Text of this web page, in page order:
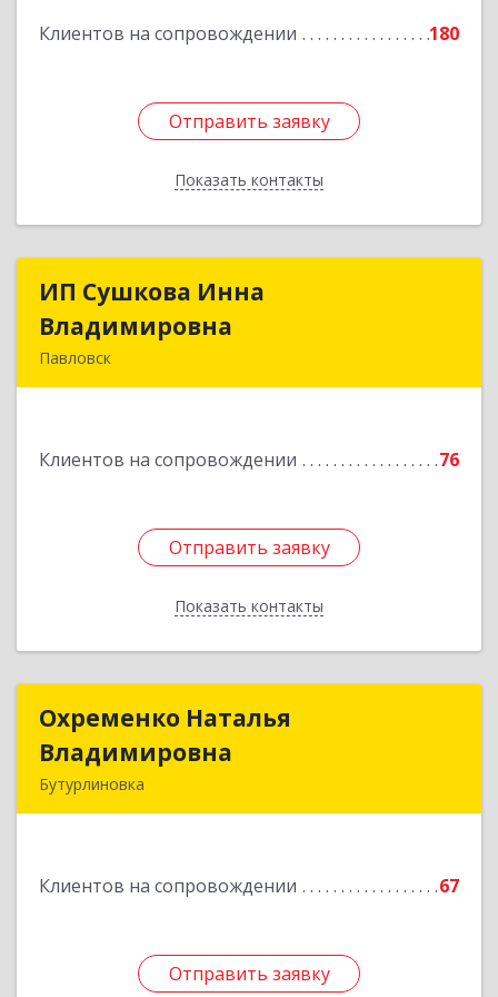
Клиентов на сопровождении 180
Отправить заявку
Показать контакты
Отправить заявку
Назад
ИП Сушкова Инна
Владимировна
Павловск
Клиентов на сопровождении 76
Отправить заявку
Показать контакты
ИП Сушкова Инна
Подробнее
Отправить заявку
Назад
Охременко Наталья
Владимировна
Бутурлиновка
Клиентов на сопровождении 67
Отправить заявку
Охременко Наталья
Отправить заявку